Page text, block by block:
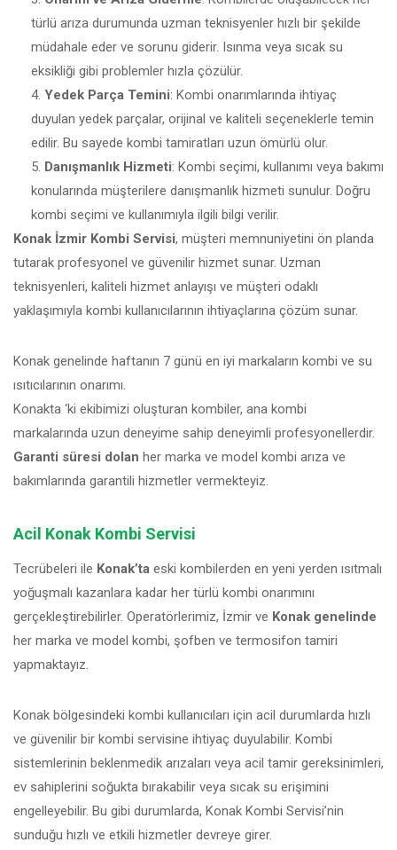
türlü arıza durumunda uzman teknisyenler hızlı bir şekilde
müdahale eder ve sorunu giderir. Isınma veya sıcak su
eksikliği gibi problemler hızla çözülür.
Yedek Parça Temini: Kombi onarımlarında ihtiyaç
duyulan yedek parçalar, orijinal ve kaliteli seçeneklerle temin
edilir. Bu sayede kombi tamiratları uzun ömürlü olur.
Danışmanlık Hizmeti: Kombi seçimi, kullanımı veya bakımı
konularında müşterilere danışmanlık hizmeti sunulur. Doğru
kombi seçimi ve kullanımıyla ilgili bilgi verilir.
Konak İzmir Kombi Servisi, müşteri memnuniyetini ön planda
tutarak profesyonel ve güvenilir hizmet sunar. Uzman
teknisyenleri, kaliteli hizmet anlayışı ve müşteri odaklı
yaklaşımıyla kombi kullanıcılarının ihtiyaçlarına çözüm sunar.
Konak genelinde haftanın 7 günü en iyi markaların kombi ve su
ısıtıcılarının onarımı.
Konakta ‘ki ekibimizi oluşturan kombiler, ana kombi
markalarında uzun deneyime sahip deneyimli profesyonellerdir.
Garanti süresi dolan her marka ve model kombi arıza ve
bakımlarında garantili hizmetler vermekteyiz.
Acil Konak Kombi Servisi
Tecrübeleri ile Konak’ta eski kombilerden en yeni yerden ısıtmalı
yoğuşmalı kazanlara kadar her türlü kombi onarımını
gerçekleştirebilirler. Operatörlerimiz, İzmir ve Konak genelinde
her marka ve model kombi, şofben ve termosifon tamiri
yapmaktayız.
Konak bölgesindeki kombi kullanıcıları için acil durumlarda hızlı
ve güvenilir bir kombi servisine ihtiyaç duyulabilir. Kombi
sistemlerinin beklenmedik arızaları veya acil tamir gereksinimleri,
ev sahiplerini soğukta bırakabilir veya sıcak su erişimini
engelleyebilir. Bu gibi durumlarda, Konak Kombi Servisi’nin
sunduğu hızlı ve etkili hizmetler devreye girer.